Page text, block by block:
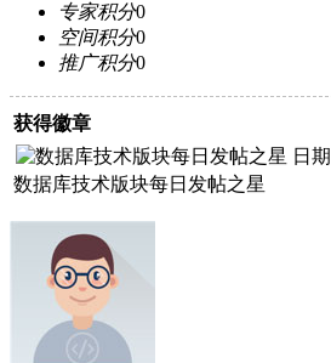
专家积分0
空间积分0
推广积分0
获得徽章
数据库技术版块每日发帖之星